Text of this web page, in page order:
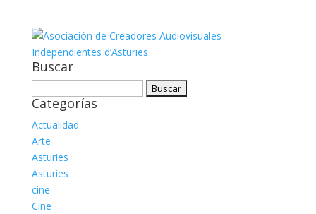
Buscar
Categorías
Actualidad
Arte
Asturies
Asturies
cine
Cine